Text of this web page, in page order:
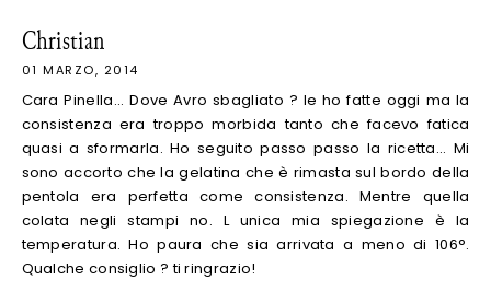
Christian
01 MARZO, 2014
Cara Pinella... Dove Avro sbagliato ? le ho fatte oggi ma la
consistenza era troppo morbida tanto che facevo fatica
quasi a sformarla. Ho seguito passo passo la ricetta... Mi
sono accorto che la gelatina che è rimasta sul bordo della
pentola era perfetta come consistenza. Mentre quella
colata negli stampi no. L unica mia spiegazione è la
temperatura. Ho paura che sia arrivata a meno di 106°.
Qualche consiglio ? ti ringrazio!